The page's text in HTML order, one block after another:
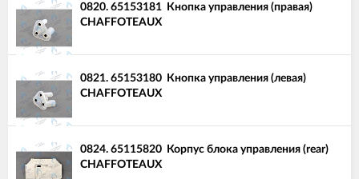
0820. 65153181 Кнопка управления (правая)
CHAFFOTEAUX
0821. 65153180 Кнопка управления (левая)
CHAFFOTEAUX
0824. 65115820 Корпус блока управления (rear)
CHAFFOTEAUX